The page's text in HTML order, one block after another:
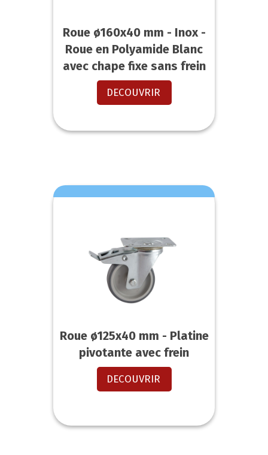
Roue ø160x40 mm - Inox -
Roue en Polyamide Blanc
avec chape fixe sans frein
DECOUVRIR
Roue ø125x40 mm - Platine
pivotante avec frein
DECOUVRIR